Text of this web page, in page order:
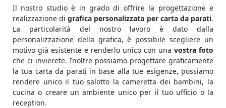
Il nostro studio è in grado di offrire la progettazione e
realizzazione di grafica personalizzata per carta da parati.
La particolarità del nostro lavoro è dato dalla
personalizzazione della grafica, è possibile scegliere un
motivo già esistente e renderlo unico con una vostra foto
che ci invierete. Inoltre possiamo progettare graficamente
la tua carta da parati in base alla tue esigenze, possiamo
rendere unico il tuo salotto la cameretta dei bambini, la
cucina o creare un ambiente unico per il tuo ufficio o la
reception.